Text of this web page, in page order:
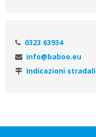
0323 63934
info@baboo.eu
Indicazioni stradali